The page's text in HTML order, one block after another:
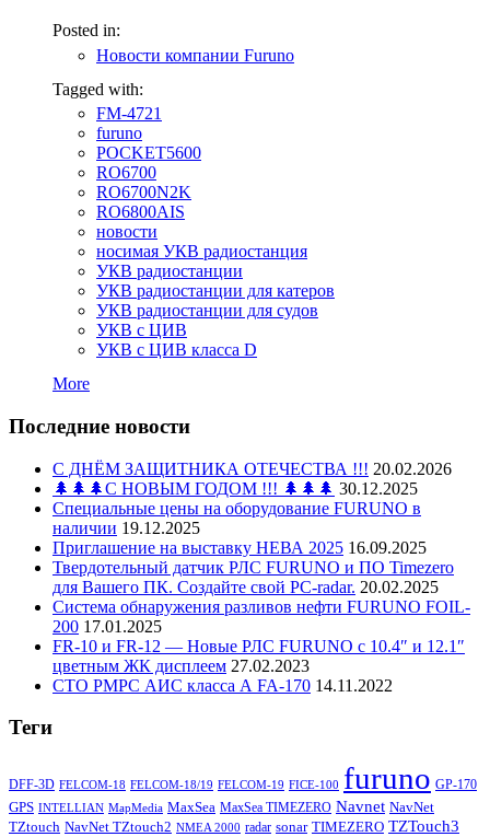
Posted in:
Новости компании Furuno
Tagged with:
FM-4721
furuno
POCKET5600
RO6700
RO6700N2K
RO6800AIS
новости
носимая УКВ радиостанция
УКВ радиостанции
УКВ радиостанции для катеров
УКВ радиостанции для судов
УКВ с ЦИВ
УКВ с ЦИВ класса D
More
Последние новости
С ДНЁМ ЗАЩИТНИКА ОТЕЧЕСТВА !!! 20.02.2026
🌲🌲🌲С НОВЫМ ГОДОМ !!! 🌲🌲🌲 30.12.2025
Специальные цены на оборудование FURUNO в
наличии 19.12.2025
Приглашение на выставку НЕВА 2025 16.09.2025
Твердотельный датчик РЛС FURUNO и ПО Timezero
для Вашего ПК. Создайте свой PC-radar. 20.02.2025
Система обнаружения разливов нефти FURUNO FOIL-
200 17.01.2025
FR-10 и FR-12 — Новые РЛС FURUNO c 10.4″ и 12.1″
цветным ЖК дисплеем 27.02.2023
СТО РМРС АИС класса А FA-170 14.11.2022
Теги
DFF-3D FELCOM-18 FELCOM-18/19 FELCOM-19 FICE-100 furuno GP-170
GPS INTELLIAN MapMedia MaxSea MaxSea TIMEZERO Navnet NavNet
TZtouch NavNet TZtouch2 NMEA 2000 radar sonar TIMEZERO TZTouch3